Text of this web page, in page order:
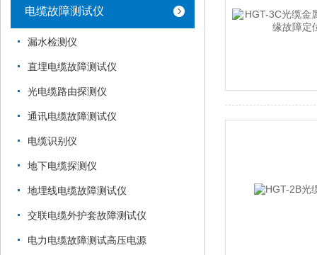
电缆故障测试仪
漏水检测仪
直埋电缆故障测试仪
光电缆路由探测仪
通讯电缆故障测试仪
电缆识别仪
地下电缆探测仪
地埋线电缆故障测试仪
交联电缆外护套故障测试仪
电力电缆故障测试高压电源